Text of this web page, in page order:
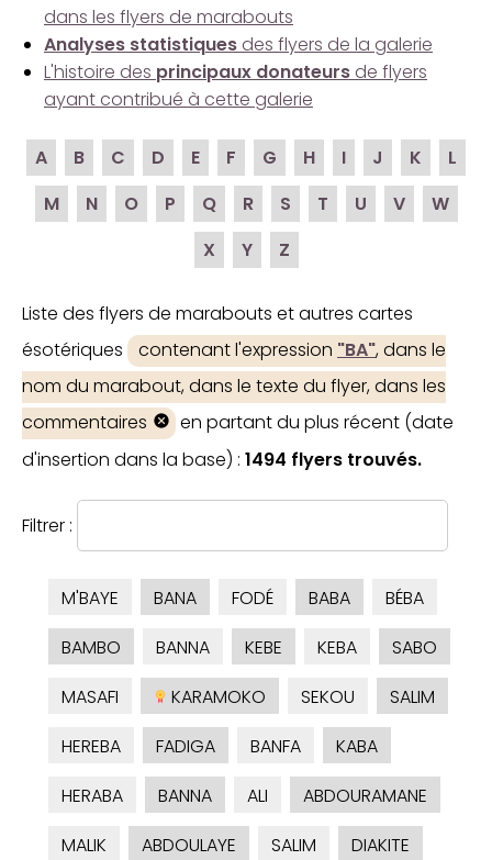
dans les flyers de marabouts
Analyses statistiques des flyers de la galerie
L'histoire des principaux donateurs de flyers
ayant contribué à cette galerie
A B C D E F G H I J K
L
M
N O P Q R S T U V
W
X
Y Z
Liste des flyers de marabouts et autres cartes
ésotériques
contenant l'expression "BA", dans le
nom du marabout, dans le texte du flyer, dans les
commentaires
en partant du plus récent (date
d'insertion dans la base) : 1494 flyers trouvés.
Filtrer :
M'BAYE BANA FODÉ BABA
BÉBA
BAMBO
BANNA KEBE KEBA
SABO
MASAFI
KARAMOKO SEKOU
SALIM
HEREBA
FADIGA BANFA
KABA
HERABA
BANNA ALI
ABDOURAMANE
MALIK
ABDOULAYE SALIM
DIAKITE